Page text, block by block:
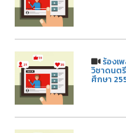
ร้องเ
วิชาดนต
ศึกษา